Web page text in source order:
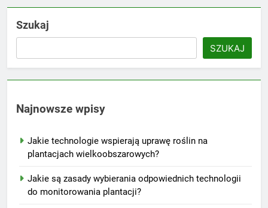
Szukaj
SZUKAJ
Najnowsze wpisy
Jakie technologie wspierają uprawę roślin na
plantacjach wielkoobszarowych?
Jakie są zasady wybierania odpowiednich technologii
do monitorowania plantacji?